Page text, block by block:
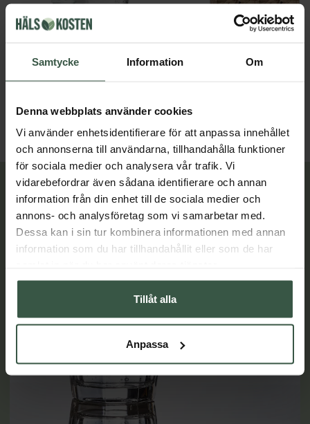
Samtycke Information Om
Denna webbplats använder cookies
Vi använder enhetsidentifierare för att anpassa innehållet
och annonserna till användarna, tillhandahålla funktioner
för sociala medier och analysera vår trafik. Vi
vidarebefordrar även sådana identifierare och annan
information från din enhet till de sociala medier och
annons- och analysföretag som vi samarbetar med.
Dessa kan i sin tur kombinera informationen med annan
information som du har tillhandahållit eller som de har
Tillåt alla
Anpassa
Vattenrenare 2,4l
LÄGG I VARUKORGEN
Lär dig mer